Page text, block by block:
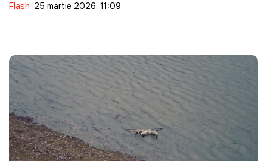
ASP
Flash 25 martie 2026, 11:09